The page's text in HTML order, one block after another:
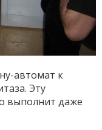
автомат к
Эту
выполнит даже